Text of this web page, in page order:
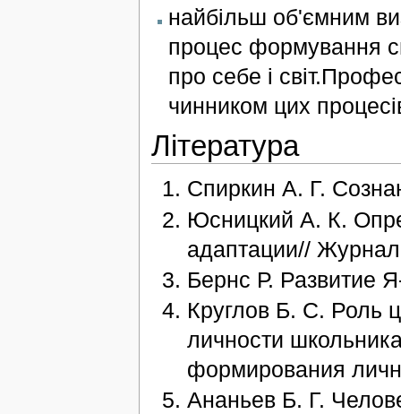
найбільш об'ємним
процес формування
про себе і
чинником цих
Література
Спиркин А. Г.
Юсницкий А. К.
адаптации//
Бернс Р. Развитие
Круглов Б. С. Роль
личности
формирования
Ананьев Б. Г.